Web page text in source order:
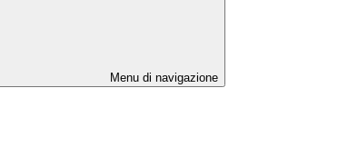
Menu di navigazione